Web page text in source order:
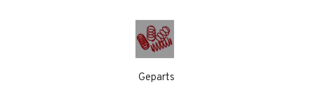
Geparts